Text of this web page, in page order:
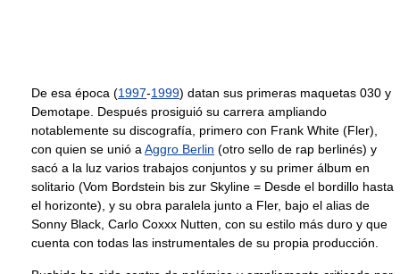
De esa época (1997-1999) datan sus primeras maquetas 030 y
Demotape. Después prosiguió su carrera ampliando
notablemente su discografía, primero con Frank White (Fler),
con quien se unió a Aggro Berlin (otro sello de rap berlinés) y
sacó a la luz varios trabajos conjuntos y su primer álbum en
solitario (Vom Bordstein bis zur Skyline = Desde el bordillo hasta
el horizonte), y su obra paralela junto a Fler, bajo el alias de
Sonny Black, Carlo Coxxx Nutten, con su estilo más duro y que
cuenta con todas las instrumentales de su propia producción.